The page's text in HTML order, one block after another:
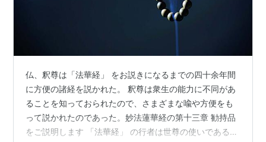
仏、釈尊は「法華経」 をお説きになるまでの四十余年間
に方便の諸経を説かれた。 釈尊は衆生の能力に不同があ
ることを知っておられたので、さまざまな喩や方便をも
って説かれたのであった。妙法蓮華経の第十三章 勧持品
をご説明します 「法華経」 の行者は世尊の使いであると